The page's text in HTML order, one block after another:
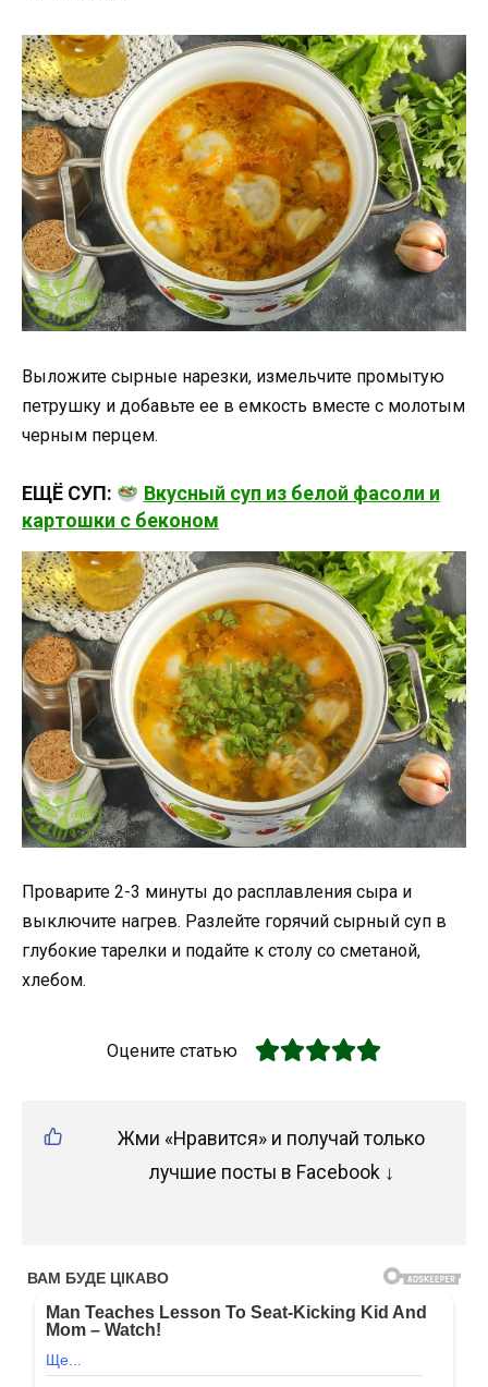
Выложите сырные нарезки, измельчите промытую
петрушку и добавьте ее в емкость вместе с молотым
черным перцем.
ЕЩЁ СУП:
Вкусный суп из белой фасоли и
картошки с беконом
Проварите 2-3 минуты до расплавления сыра и
выключите нагрев. Разлейте горячий сырный суп в
глубокие тарелки и подайте к столу со сметаной,
хлебом.
Оцените статью
Жми «Нравится» и получай только
лучшие посты в Facebook ↓